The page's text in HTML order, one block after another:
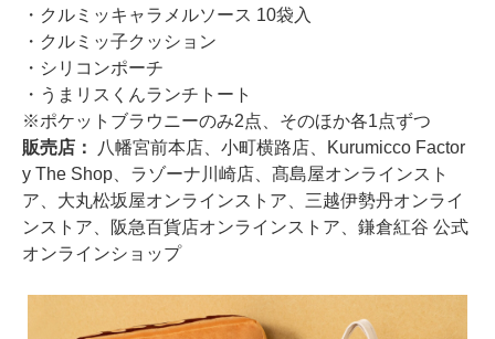
・クルミッキャラメルソース 10袋入
・クルミッ子クッション
・シリコンポーチ
・うまリスくんランチトート
※ポケットブラウニーのみ2点、そのほか各1点ずつ
販売店：
八幡宮前本店、小町横路店、Kurumicco Factor
y The Shop、ラゾーナ川崎店、髙島屋オンラインスト
ア、大丸松坂屋オンラインストア、三越伊勢丹オンライ
ンストア、阪急百貨店オンラインストア、鎌倉紅谷 公式
オンラインショップ